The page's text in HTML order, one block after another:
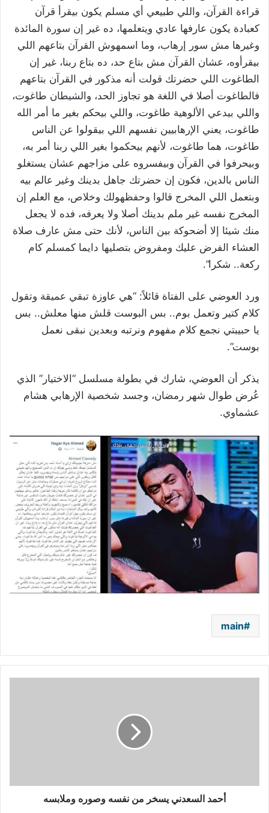
قراءة القرآن، واللي طبيعي أي مسلم يكون بيقرأ قرآن
كعبادة يكون عارفها عادي ويتعلمها، ده غير إن سورة المائدة
وغيرها مش سور إرهاب، وما اسمهوش القرآن بتاعهم اللي
بيقرأوه، عشان القرآن مش بتاع حد، ده بتاع ربنا، غير إن
الطاغوت اللي حضرتك قولت أنه مذكور في القرآن بتاعهم
فالطاغوت أصلا في اللغة هو تجاوز الحد، والشيطان طاغوت،
واللي بيدعي الألوهية طاغوت، واللي بيحكم بغير ما أمر الله
طاغوت، يعني الإرهابيين نفسهم اللي بيقولوا عن الناس
طاغوت، هما طاغوت، لأنهم بيحكموا بغير اللي ربنا أمر به،
وبيحرفوا في القرآن وبيفسروه على مزاجهم عشان يستغلو
الناس بالدين، فكون إن حضرتك جاهل بدينك وغير عالم بيه
وبتعمل اللي المخرج قالوا وحفظهولك وخلاص، مع العلم إن
المخرج نفسه غير ملم بدينك أصلا ولا يعرفه، فده لا يجعل
منك شيئا إلا أضحوكة بين الناس، لأنك حتى مش عارف صلاة
العشاء الفرض عليك ومفروض بتصليها دايما كمسلم كام
ركعة.. شكرا”.
ورد العوضي على الفتاة قائلاً: “هي عاوزة تبقي عميقة وتقول
كلام كتير وتعمل بوم.. بس البوست قلش منها معلش.. بس
يا حبيبتي نجمع كلام مفهوم ونرتبه وبعدين نبقى نعمل
بوست”.
يذكر أن العوضي، شارك في بطولة مسلسل “الاختيار” الذي
عُرض طوال شهر رمضان، وجسد شخصية الإرهابي هشام
عشماوي.
main
أحمد السعدني يسخر من نفسه وصوره وملابسه